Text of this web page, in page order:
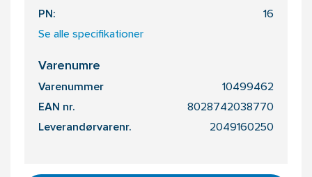
PN: 16
Se alle specifikationer
Varenumre
Varenummer 10499462
EAN nr. 8028742038770
Leverandørvarenr. 2049160250